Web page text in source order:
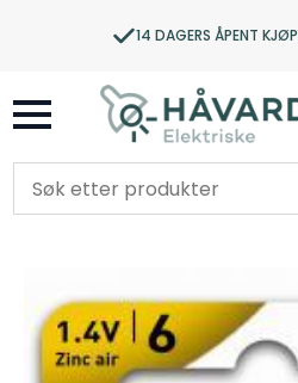
14 DAGERS ÅPENT KJØP